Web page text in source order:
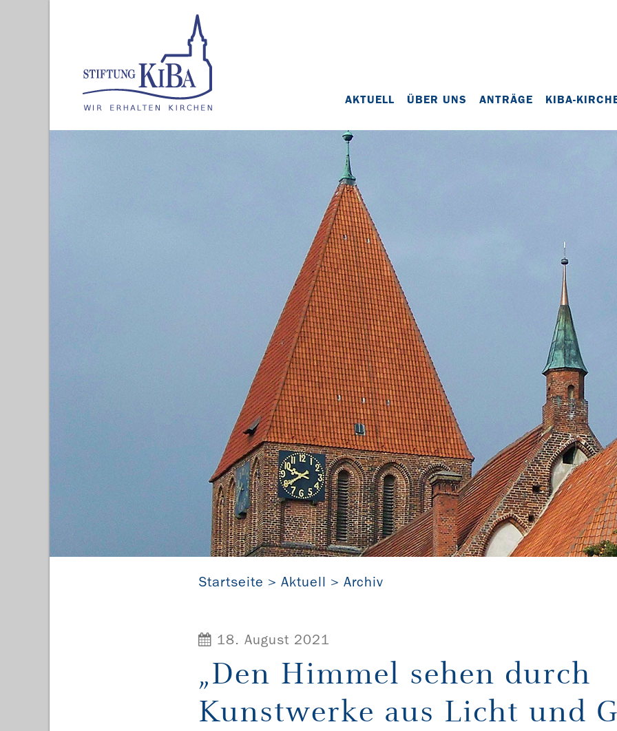
AKTUELL ÜBER UNS ANTRÄGE KIBA-
St. Marien zu Grimmen in Mecklenburg-Vorpommern
Startseite Aktuell Archiv
18. August 2021
„Den Himmel sehen durch
Kunstwerke aus Licht und